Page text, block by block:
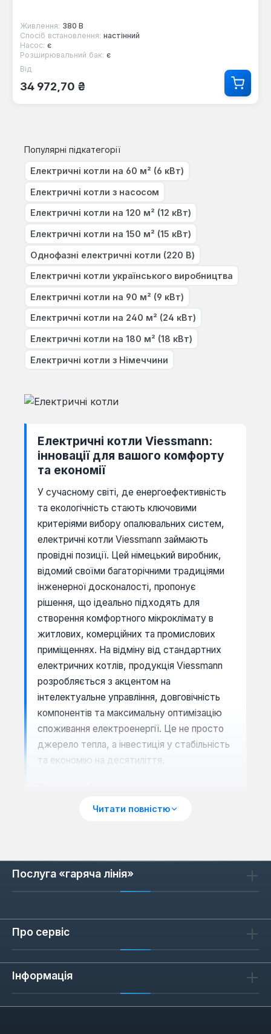
Живлення: 380 В
Спосіб встановлення: настінний
Насос: є
Розширювальний бак: є
Звичайна ціна:
Від
34 972,70 ₴
Популярні підкатегорії
Електричні котли на 60 м² (6 кВт)
Електричні котли з насосом
Електричні котли на 120 м² (12 кВт)
Електричні котли на 150 м² (15 кВт)
Однофазні електричні котли (220 В)
Електричні котли українського виробництва
Електричні котли на 90 м² (9 кВт)
Електричні котли на 240 м² (24 кВт)
Електричні котли на 180 м² (18 кВт)
Електричні котли з Німеччини
Електричні котли Viessmann:
інновації для вашого комфорту
та економії
У сучасному світі, де енергоефективність
та екологічність стають ключовими
критеріями вибору опалювальних систем,
електричні котли Viessmann займають
провідні позиції. Цей німецький виробник,
відомий своїми багаторічними традиціями
інженерної досконалості, пропонує
рішення, що ідеально підходять для
створення комфортного мікроклімату в
житлових, комерційних та промислових
приміщеннях. На відміну від стандартних
електричних котлів, продукція Viessmann
розробляється з акцентом на
інтелектуальне управління, довговічність
компонентів та максимальну оптимізацію
споживання електроенергії. Це не просто
джерело тепла, а інвестиція у стабільність
та економію на десятиліття.
рішення Viessmann
Серцем цих систем є високоточні
роботу нагрівальних елементів. Це
дозволяє уникнути зайвих витрат енергії,
що є типовим для менш досконалих
систем. Котли оснащені функцією
модуляції потужності, яка автоматично
адаптує її до поточного навантаження,
Читати повністю
Послуга «гаряча лінія»
Про сервіс
Інформація